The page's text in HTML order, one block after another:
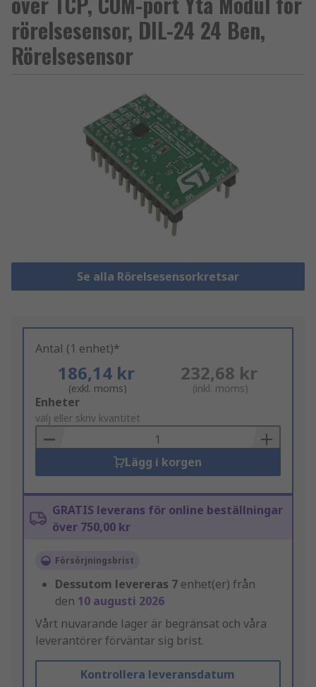
rörelsesensor, DIL-24 24 Ben,
Rörelsesensor
Se alla Rörelsesensorkretsar
Antal (1 enhet)*
186,14 kr
(exkl. moms)
232,68 kr
(inkl. moms)
Add
to
Basket
Enheter
välj eller skriv kvantitet
Lägg i korgen
GRATIS leverans för online beställningar
över 750,00 kr
Försörjningsbrist
Dessutom levereras 7 enhet(er) från
den 10 augusti 2026
Vårt nuvarande lager är begränsat och våra
leverantörer förväntar sig brist.
Kontrollera leveransdatum